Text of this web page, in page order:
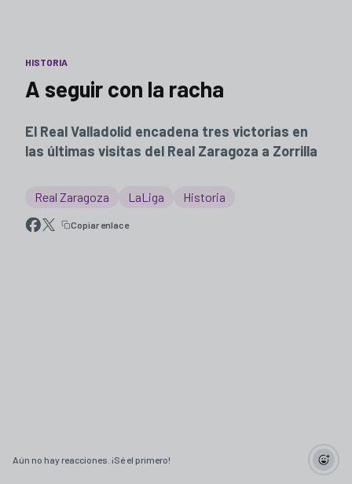
HISTORIA
A seguir con la racha
El Real Valladolid encadena tres victorias en
las últimas visitas del Real Zaragoza a Zorrilla
Real Zaragoza LaLiga Historia
Copiar enlace
Aún no hay reacciones. ¡Sé el primero!